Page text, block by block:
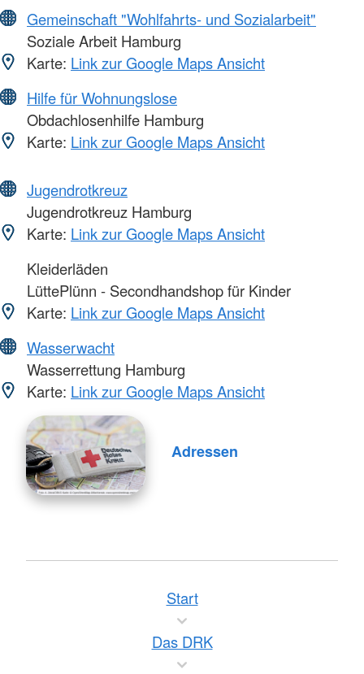
Gemeinschaft "Wohlfahrts- und Sozialarbeit"
Soziale Arbeit Hamburg
Karte: Link zur Google Maps Ansicht
Hilfe für Wohnungslose
Obdachlosenhilfe Hamburg
Karte: Link zur Google Maps Ansicht
Jugendrotkreuz
Jugendrotkreuz Hamburg
Karte: Link zur Google Maps Ansicht
Kleiderläden
LüttePlünn - Secondhandshop für Kinder
Karte: Link zur Google Maps Ansicht
Wasserwacht
Wasserrettung Hamburg
Karte: Link zur Google Maps Ansicht
Adressen
Start
Das DRK